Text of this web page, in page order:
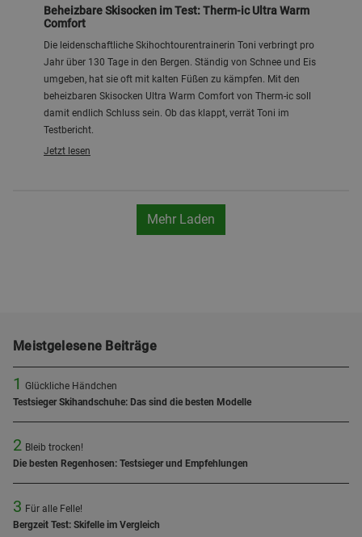
Beheizbare Skisocken im Test: Therm-ic Ultra Warm
Comfort
Die leidenschaftliche Skihochtourentrainerin Toni verbringt pro
Jahr über 130 Tage in den Bergen. Ständig von Schnee und Eis
umgeben, hat sie oft mit kalten Füßen zu kämpfen. Mit den
beheizbaren Skisocken Ultra Warm Comfort von Therm-ic soll
damit endlich Schluss sein. Ob das klappt, verrät Toni im
Testbericht.
Jetzt lesen
Mehr Laden
Meistgelesene Beiträge
1 Glückliche Händchen
Testsieger Skihandschuhe: Das sind die besten Modelle
2 Bleib trocken!
Die besten Regenhosen: Testsieger und Empfehlungen
3 Für alle Felle!
Bergzeit Test: Skifelle im Vergleich